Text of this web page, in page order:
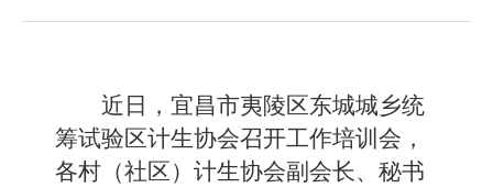
近日，宜昌市夷陵区东城城乡统
筹试验区计生协会召开工作培训会，
各村（社区）计生协会副会长、秘书